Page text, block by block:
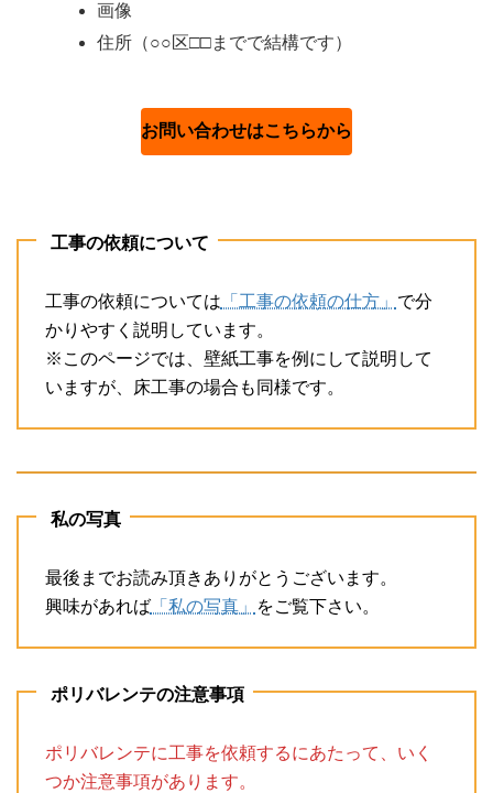
画像
住所（○○区□□までで結構です）
お問い合わせはこちらから
工事の依頼について
工事の依頼については 「工事の依頼の仕方」 で分
かりやすく説明しています。
※このページでは、壁紙工事を例にして説明して
いますが、床工事の場合も同様です。
私の写真
最後までお読み頂きありがとうございます。
興味があれば「私の写真」 をご覧下さい。
ポリバレンテの注意事項
ポリバレンテに工事を依頼するにあたって、いく
つか注意事項があります。